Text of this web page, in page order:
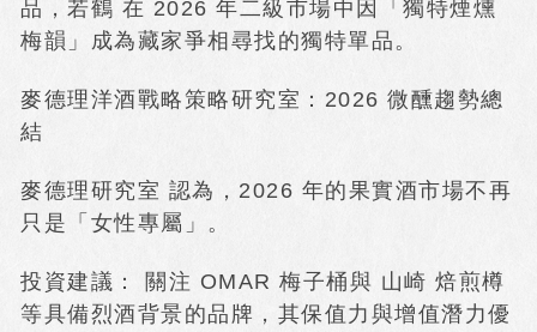
品，若鶴 在 2026 年二級市場中因「獨特煙燻
梅韻」成為藏家爭相尋找的獨特單品。
麥德理洋酒戰略策略研究室：2026 微醺趨勢總
結
麥德理研究室 認為，2026 年的果實酒市場不再
只是「女性專屬」。
投資建議： 關注 OMAR 梅子桶與 山崎 焙煎樽
等具備烈酒背景的品牌，其保值力與增值潛力優